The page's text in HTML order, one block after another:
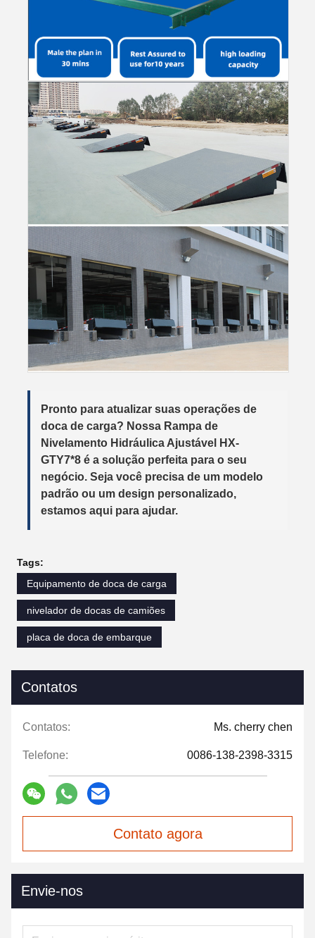
Pronto para atualizar suas operações de
doca de carga? Nossa Rampa de
Nivelamento Hidráulica Ajustável HX-
GTY7*8 é a solução perfeita para o seu
negócio. Seja você precisa de um modelo
padrão ou um design personalizado,
estamos aqui para ajudar.
Tags:
Equipamento de doca de carga
nivelador de docas de camiões
placa de doca de embarque
Contatos
Contatos: Ms. cherry chen
Telefone: 0086-138-2398-3315
Contato agora
Envie-nos